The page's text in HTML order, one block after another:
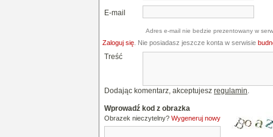
E-mail
Adres e-mail nie bedzie prezentowany w
Zaloguj się . Nie posiadasz jeszcze konta w serwisie
Treść
Dodając komentarz, akceptujesz regulamin.
Wprowadź kod z obrazka
Obrazek nieczytelny? Wygeneruj nowy